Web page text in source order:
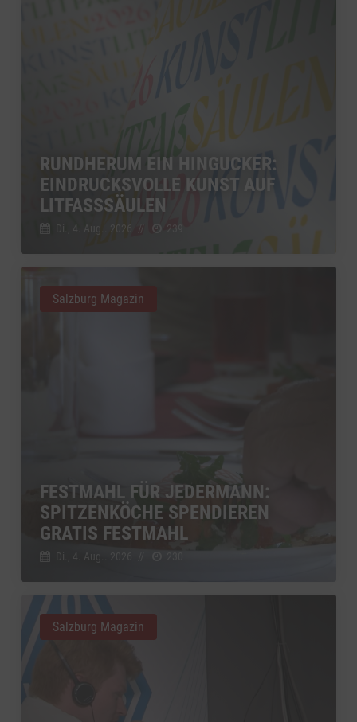
RUNDHERUM EIN HINGUCKER:
EINDRUCKSVOLLE KUNST AUF
LITFASSSÄULEN
Di., 4. Aug.. 2026 239
FESTMAHL FÜR JEDERMANN:
SPITZENKÖCHE SPENDIEREN
GRATIS FESTMAHL
Di., 4. Aug.. 2026
Salzburg Magazin
Salzburg Magazin